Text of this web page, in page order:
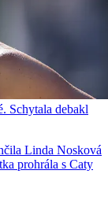
Schytala debakl
Linda Nosková
prohrála s Caty